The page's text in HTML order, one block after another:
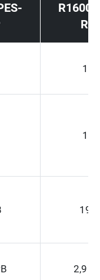
RP
16
12
192
2,9